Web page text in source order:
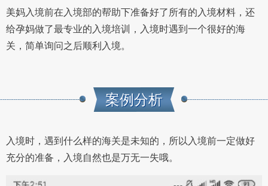
美妈入境前在入境部的帮助下准备好了所有的入境材料，还
给孕妈做了最专业的入境培训，入境时遇到一个很好的海
关，简单询问之后顺利入境。
案例分析
入境时，遇到什么样的海关是未知的，所以入境前一定做好
充分的准备，入境自然也是万无一失哦。